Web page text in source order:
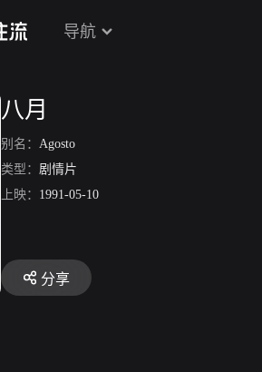
导航
八月
别名： Agosto
类型： 剧情片
上映： 1991-05-10
分享